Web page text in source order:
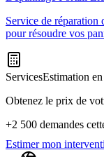
Service de réparation
pour résoudre vos
ServicesEstimation
Obtenez le prix de
+2 500 demandes
Estimer mon